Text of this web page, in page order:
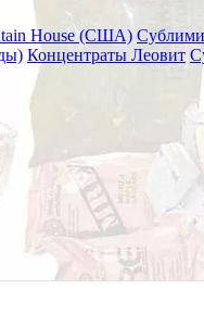
House (США)
Концентраты Леовит